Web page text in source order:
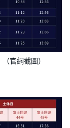
官網截圖）